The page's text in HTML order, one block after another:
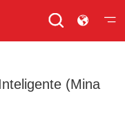
(Mina